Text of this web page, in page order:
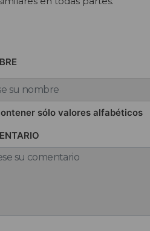
sólo valores alfabéticos